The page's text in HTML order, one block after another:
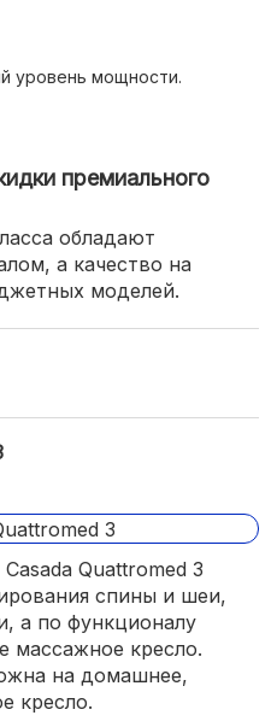
уровень мощности.
премиального
обладают
а качество на
моделей.
Quattromed 3
спины и шеи,
а по функционалу
массажное кресло.
на домашнее,
кресло.